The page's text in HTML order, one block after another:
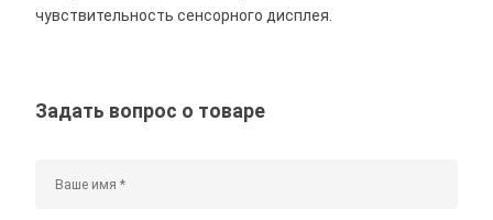
чувствительность сенсорного дисплея.
Задать вопрос о товаре